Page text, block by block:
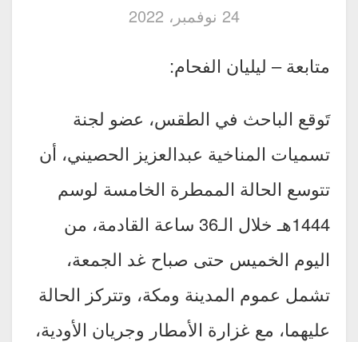
24 نوفمبر، 2022
متابعة – ليليان الفحام:
تَوقع الباحث في الطقس، عضو لجنة
تسميات المناخية عبدالعزيز الحصيني، أن
تتوسع الحالة الممطرة الخامسة لوسم
1444هـ خلال الـ36 ساعة القادمة، من
اليوم الخميس حتى صباح غد الجمعة،
تشمل عموم المدينة ومكة، وتتركز الحالة
عليهما، مع غزارة الأمطار وجريان الأودية،